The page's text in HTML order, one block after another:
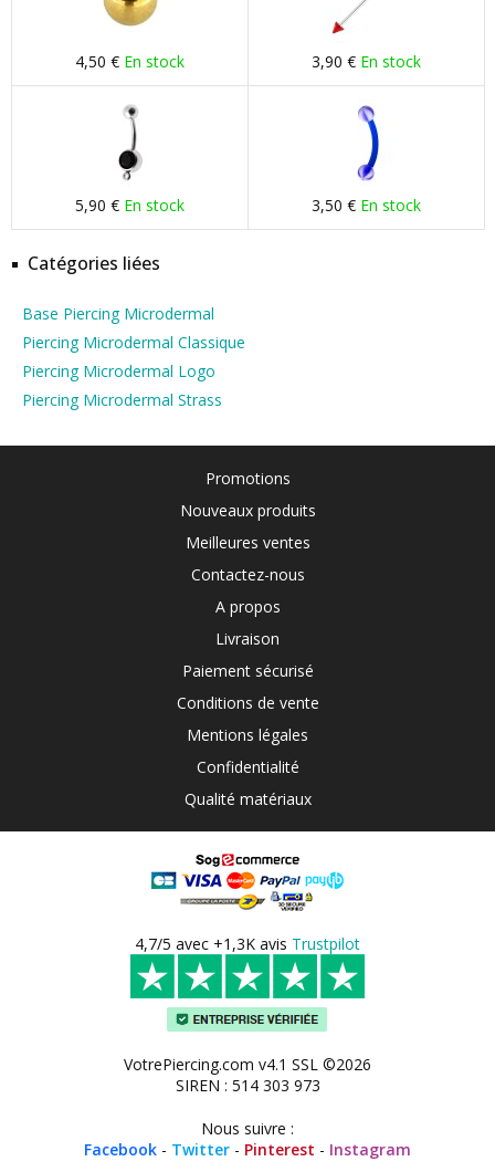
4,50 € En stock 3,90 € En stock
5,90 € En stock 3,50 € En stock
Catégories liées
Base Piercing Microdermal
Piercing Microdermal Classique
Piercing Microdermal Logo
Piercing Microdermal Strass
Promotions
Nouveaux produits
Meilleures ventes
Contactez-nous
A propos
Livraison
Paiement sécurisé
Conditions de vente
Mentions légales
Confidentialité
Qualité matériaux
4,7/5 avec +1,3K avis Trustpilot
VotrePiercing.com v4.1 SSL ©2026
SIREN : 514 303 973
Nous suivre :
Facebook - Twitter - Pinterest - Instagram